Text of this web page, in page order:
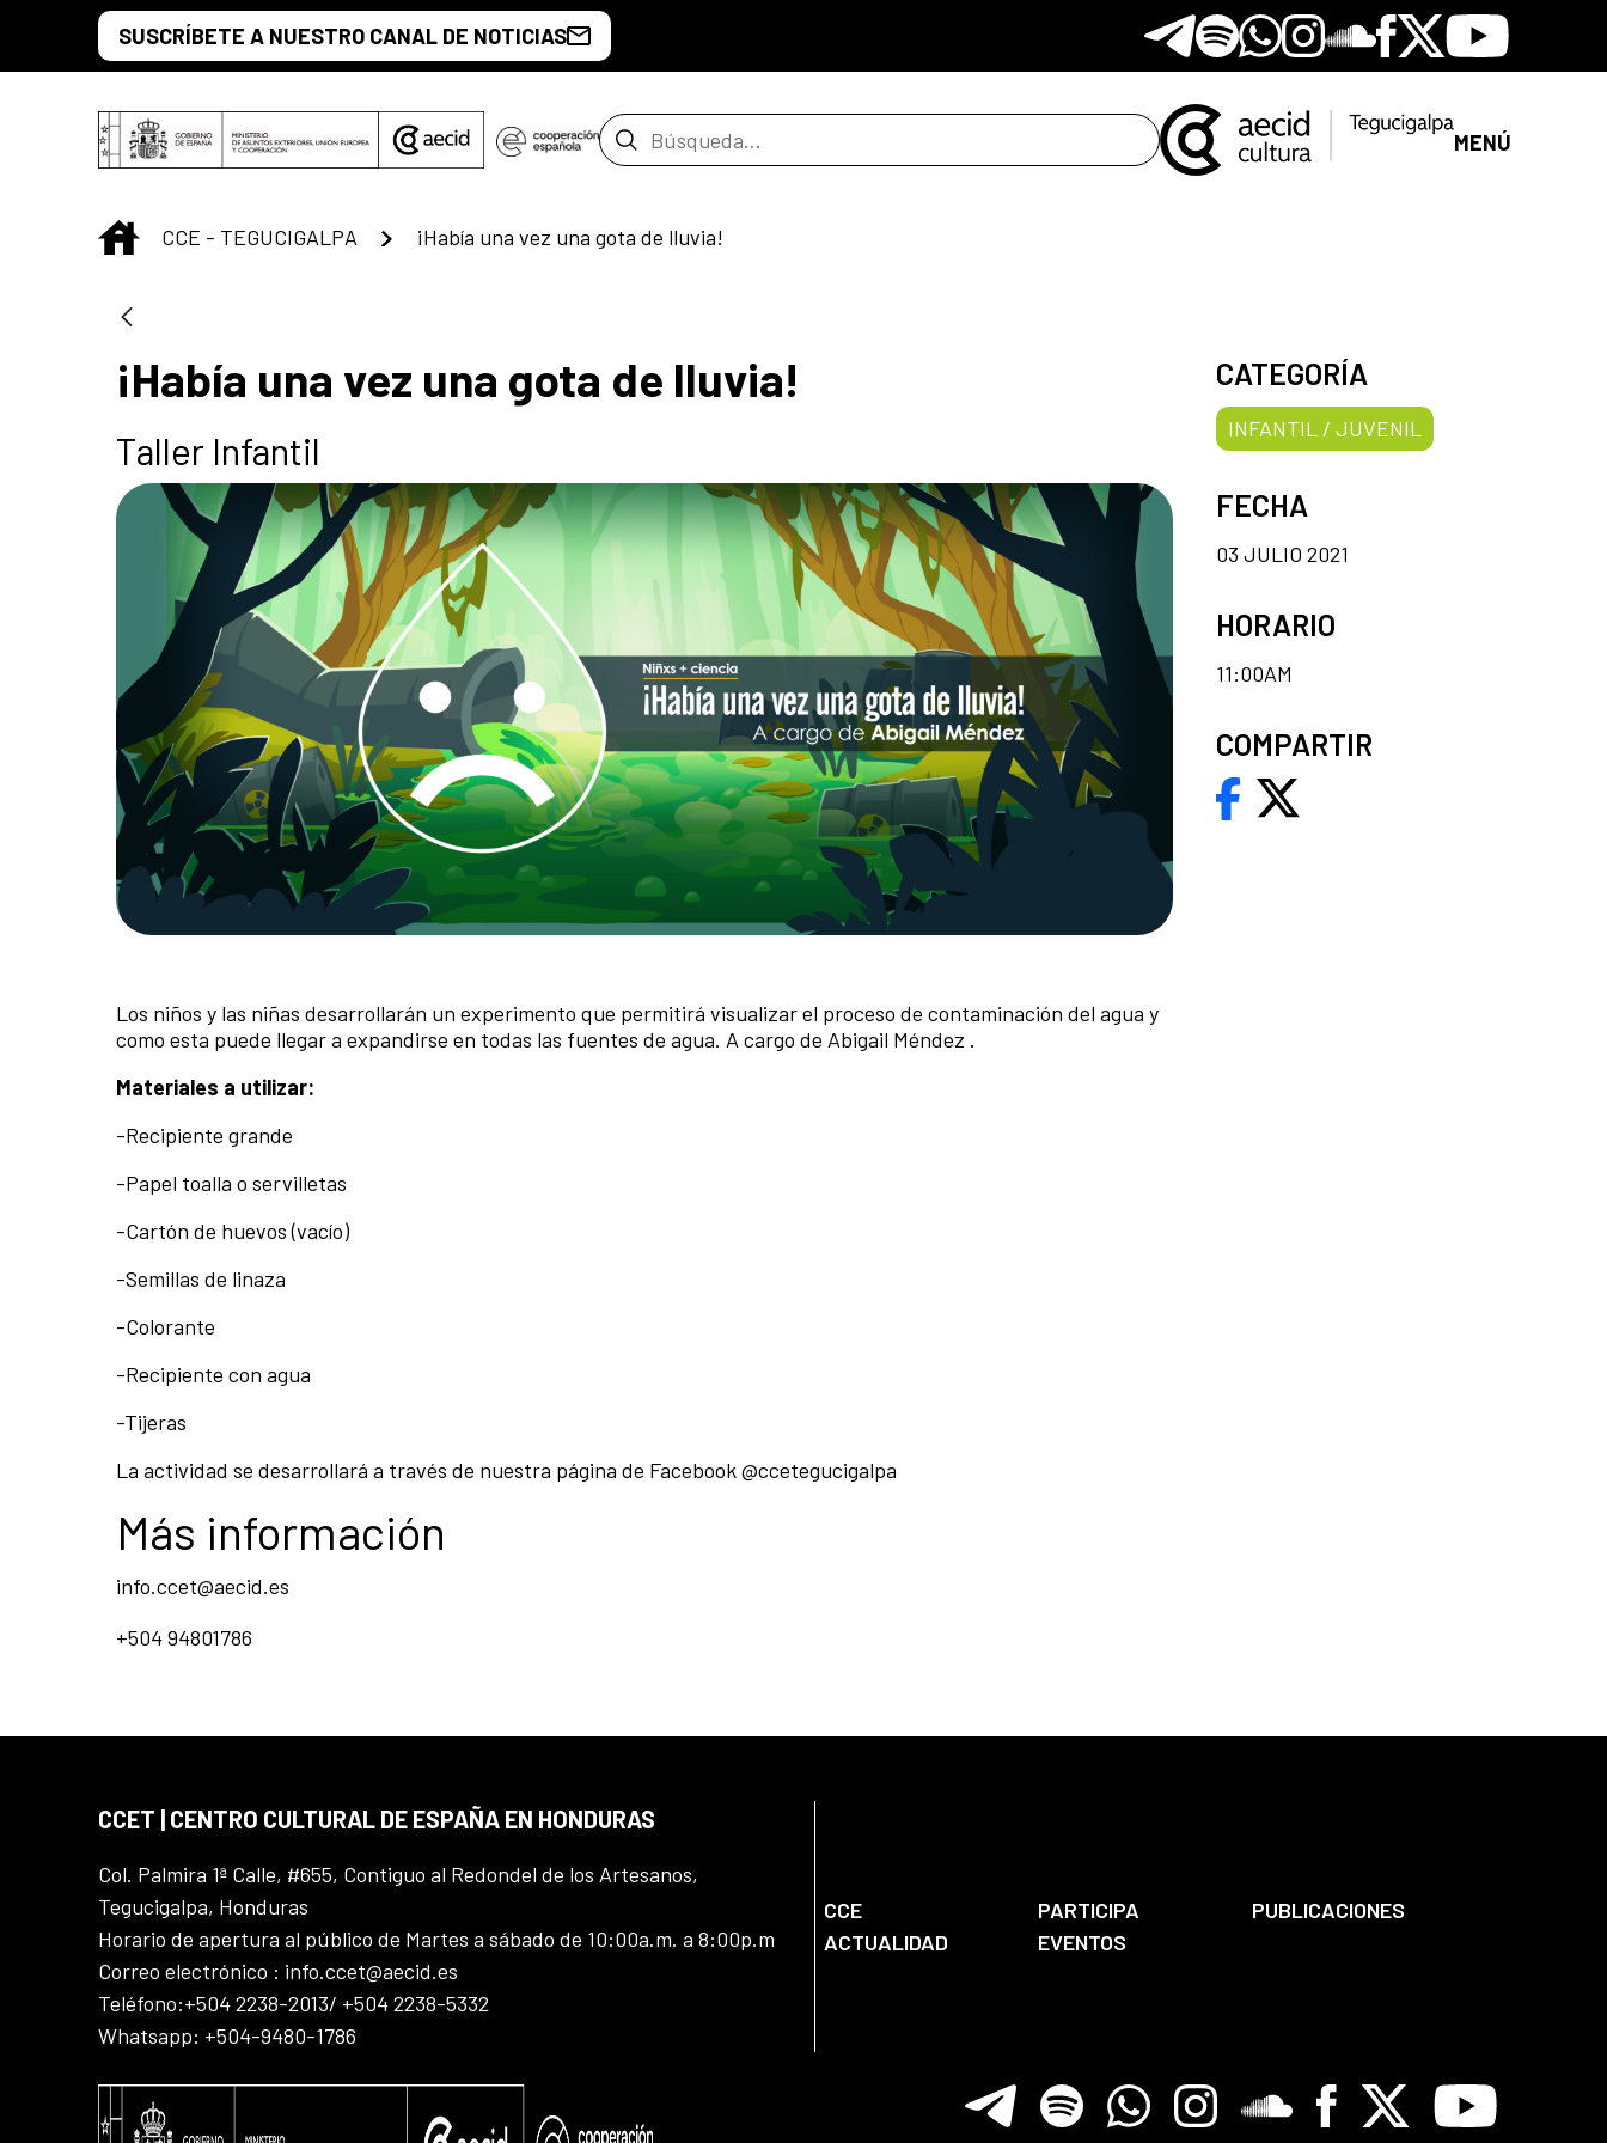
Saltar al contenido principal
SUSCRÍBETE A NUESTRO CANAL DE NOTICIAS Telegram
SpotifyWhatsapp
Instagram
Soundclore
Facebook
X Youtube
Barra de búsqueda MENÚ
INICIO
CCE - TEGUCIGALPA ¡Había una vez una gota de lluvia!
¡Había una vez una gota de lluvia!
Taller Infantil
Los niños y las niñas desarrollarán un experimento que permitirá visualizar el proceso de contaminación del agua y
como esta puede llegar a expandirse en todas las fuentes de agua. A cargo de Abigail Méndez .
Materiales a utilizar:
-Recipiente grande
-Papel toalla o servilletas
-Cartón de huevos (vacío)
-Semillas de linaza
-Colorante
-Recipiente con agua
-Tijeras
La actividad se desarrollará a través de nuestra página de Facebook @ccetegucigalpa
Más información
info.ccet@aecid.es
+504 94801786
CATEGORÍA
INFANTIL / JUVENIL
FECHA
03 JULIO 2021
HORARIO
11:00AM
COMPARTIR
CCET | CENTRO CULTURAL DE ESPAÑA EN HONDURAS
Col. Palmira 1ª Calle, #655, Contiguo al Redondel de los Artesanos,
Tegucigalpa, Honduras
Horario de apertura al público de Martes a sábado de 10:00a.m. a 8:00p.m
Correo electrónico : info.ccet@aecid.es
Teléfono:+504 2238-2013/ +504 2238-5332
Whatsapp: +504-9480-1786
CCE PARTICIPA
PUBLICACIONES
ACTUALIDAD
EVENTOS
TelegramSpotify WhatsappInstagramSoundcloreFacebook
X Youtube